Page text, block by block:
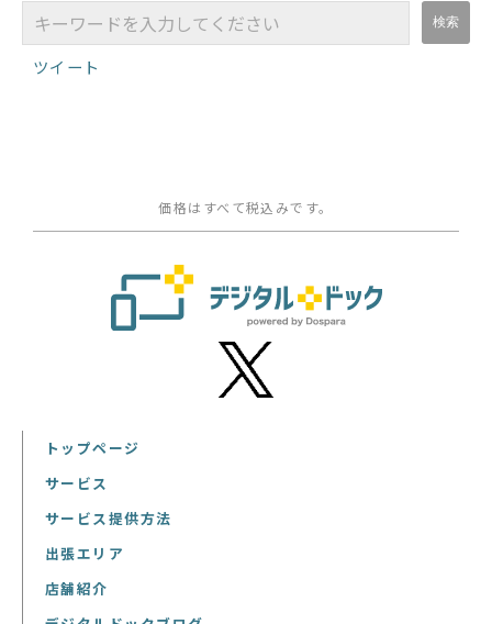
ツイート
価格はすべて税込みです。
トップページ
サービス
サービス提供方法
出張エリア
店舗紹介